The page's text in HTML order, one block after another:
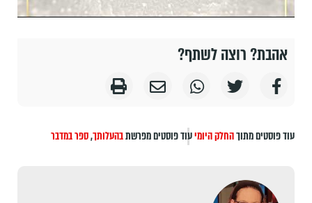
אהבת? רוצה לשתף?
עוד פוסטים מתוךהחלק היומיעוד פוסטים מפרשתבהעלותך,ספר במדבר